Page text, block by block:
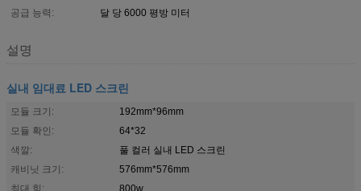
공급 능력:
달 당 6000 평방 미터
설명
실내 임대료 LED 스크린
모듈 크기:
192mm*96mm
모듈 확인:
64*32
색깔:
풀 컬러 실내 LED 스크린
캐비닛 크기:
576mm*576mm
최대 힘:
800w